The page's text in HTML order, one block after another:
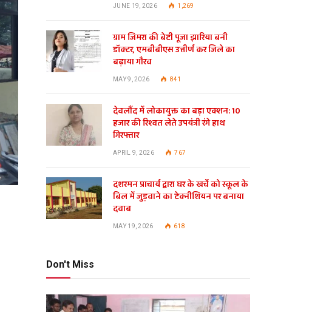
JUNE 19, 2026 1,269
ग्राम जिमरा की बेटी पूजा झारिया बनी
डॉक्टर, एमबीबीएस उत्तीर्ण कर जिले का
बढ़ाया गौरव
MAY 9, 2026 841
देवलौंद में लोकायुक्त का बड़ा एक्शन: 10
हजार की रिश्वत लेते उपयंत्री रंगे हाथ
गिरफ्तार
APRIL 9, 2026 767
दशरमन प्राचार्य द्वारा घर के खर्चे को स्कूल के
बिल में जुड़वाने का टेक्नीशियन पर बनाया
दवाब
MAY 19, 2026 618
Don't Miss